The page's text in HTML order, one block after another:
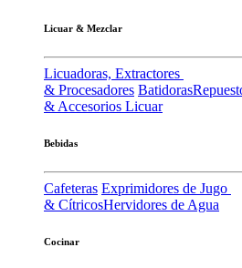
Licuar & Mezclar
Licuadoras, Extractores
& Procesadores Batidoras
& Accesorios Licuar
Bebidas
Cafeteras Exprimidores de Jugo
& CítricosHervidores de Agua
Cocinar